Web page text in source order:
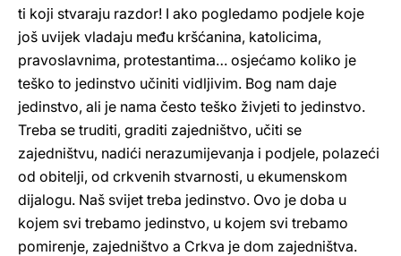
ti koji stvaraju razdor! I ako pogledamo podjele koje
još uvijek vladaju među kršćanina, katolicima,
pravoslavnima, protestantima… osjećamo koliko je
teško to jedinstvo učiniti vidljivim. Bog nam daje
jedinstvo, ali je nama često teško živjeti to jedinstvo.
Treba se truditi, graditi zajedništvo, učiti se
zajedništvu, nadići nerazumijevanja i podjele, polazeći
od obitelji, od crkvenih stvarnosti, u ekumenskom
dijalogu. Naš svijet treba jedinstvo. Ovo je doba u
kojem svi trebamo jedinstvo, u kojem svi trebamo
pomirenje, zajedništvo a Crkva je dom zajedništva.